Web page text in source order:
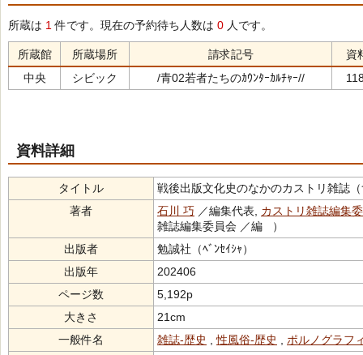
所蔵は 1 件です。現在の予約待ち人数は 0 人です。
所蔵館 所蔵場所 請求記号
資
中央
シビック /青02若者たちのｶｳﾝﾀｰｶﾙﾁｬｰ//
資料詳細
タイトル
戦後出版文化史のなかのカストリ雑誌（
著者
石川 巧 ／編集代表, カストリ雑誌編集
雑誌編集委員会 ／編 ）
出版者
勉誠社（ﾍﾞﾝｾｲｼｬ）
出版年
202406
ページ数
5,192p
大きさ
21cm
一般件名
雑誌-歴史 ,性風俗-歴史
ポルノグラフ